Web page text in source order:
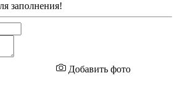
заполнения!
Добавить фото